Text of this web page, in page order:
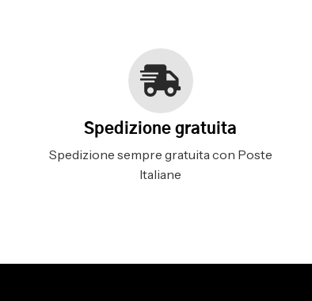
Spedizione gratuita
Spedizione sempre gratuita con Poste
Italiane